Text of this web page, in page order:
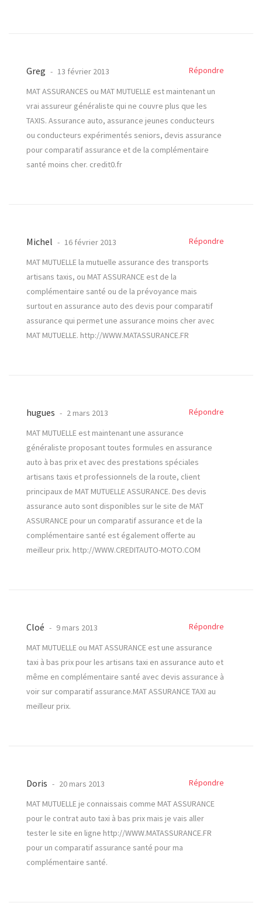
Greg 13 février 2013
Répondre
MAT ASSURANCES ou MAT MUTUELLE est maintenant un
vrai assureur généraliste qui ne couvre plus que les
TAXIS. Assurance auto, assurance jeunes conducteurs
ou conducteurs expérimentés seniors, devis assurance
pour comparatif assurance et de la complémentaire
santé moins cher. credit0.fr
Michel 16 février 2013
Répondre
MAT MUTUELLE la mutuelle assurance des transports
artisans taxis, ou MAT ASSURANCE est de la
complémentaire santé ou de la prévoyance mais
surtout en assurance auto des devis pour comparatif
assurance qui permet une assurance moins cher avec
MAT MUTUELLE. http://WWW.MATASSURANCE.FR
hugues 2 mars 2013
Répondre
MAT MUTUELLE est maintenant une assurance
généraliste proposant toutes formules en assurance
auto à bas prix et avec des prestations spéciales
artisans taxis et professionnels de la route, client
principaux de MAT MUTUELLE ASSURANCE. Des devis
assurance auto sont disponibles sur le site de MAT
ASSURANCE pour un comparatif assurance et de la
complémentaire santé est également offerte au
meilleur prix. http://WWW.CREDITAUTO-MOTO.COM
Cloé 9 mars 2013
Répondre
MAT MUTUELLE ou MAT ASSURANCE est une assurance
taxi à bas prix pour les artisans taxi en assurance auto et
même en complémentaire santé avec devis assurance à
voir sur comparatif assurance.MAT ASSURANCE TAXI au
meilleur prix.
Doris 20 mars 2013
Répondre
MAT MUTUELLE je connaissais comme MAT ASSURANCE
pour le contrat auto taxi à bas prix mais je vais aller
tester le site en ligne http://WWW.MATASSURANCE.FR
pour un comparatif assurance santé pour ma
complémentaire santé.